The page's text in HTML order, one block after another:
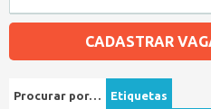
CADASTRAR
Procurar por… Etiquetas